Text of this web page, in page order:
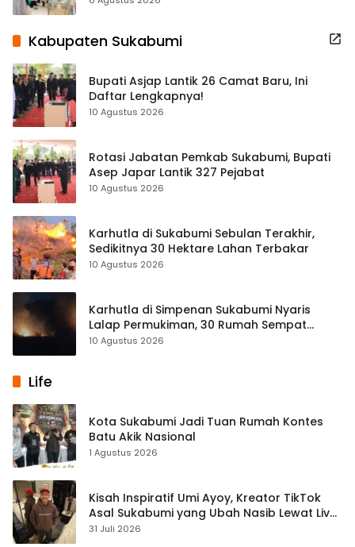
Kabupaten Sukabumi
Bupati Asjap Lantik 26 Camat Baru, Ini
Daftar Lengkapnya!
10 Agustus 2026
Rotasi Jabatan Pemkab Sukabumi, Bupati
Asep Japar Lantik 327 Pejabat
10 Agustus 2026
Karhutla di Sukabumi Sebulan Terakhir,
Sedikitnya 30 Hektare Lahan Terbakar
10 Agustus 2026
Karhutla di Simpenan Sukabumi Nyaris
Lalap Permukiman, 30 Rumah Sempat
Terancam
10 Agustus 2026
Life
Kota Sukabumi Jadi Tuan Rumah Kontes
Batu Akik Nasional
1 Agustus 2026
Kisah Inspiratif Umi Ayoy, Kreator TikTok
Asal Sukabumi yang Ubah Nasib Lewat Live
Streaming
31 Juli 2026